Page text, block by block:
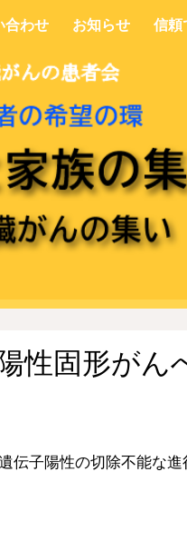
Skip to navigation
合わせ お知らせ 信頼
性固形がん
子陽性の切除不能な